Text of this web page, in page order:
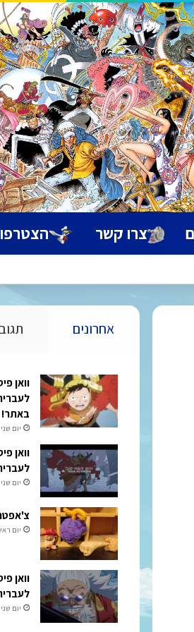
צרו קשר
אחרונים
באתר!
יום שני - 3 באוגוסט
יום שני - 27 ביולי
צ'אפטר 1189 מתורגם
יום ראשון - 26
יום שני - 20 ביולי